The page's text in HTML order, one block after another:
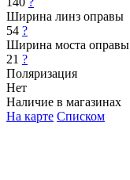
Ширина линз оправы
54 ?
Ширина моста оправы
21 ?
Поляризация
Нет
Наличие в магазинах
На карте Списком